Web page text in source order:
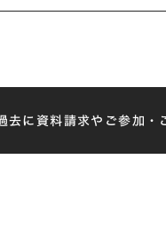
去に資料請求やご参加